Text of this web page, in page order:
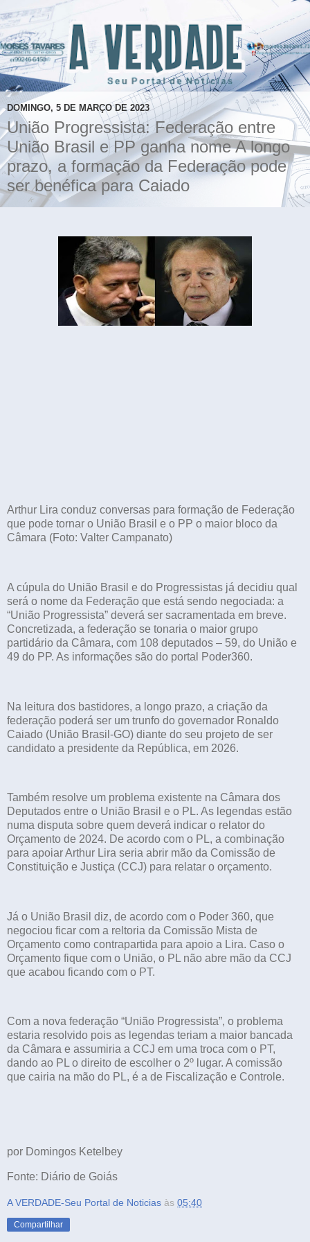
DOMINGO, 5 DE MARÇO DE 2023
União Progressista: Federação entre
União Brasil e PP ganha nome A longo
prazo, a formação da Federação pode
ser benéfica para Caiado
Arthur Lira conduz conversas para formação de Federação
que pode tornar o União Brasil e o PP o maior bloco da
Câmara (Foto: Valter Campanato)
A cúpula do União Brasil e do Progressistas já decidiu qual
será o nome da Federação que está sendo negociada: a
“União Progressista” deverá ser sacramentada em breve.
Concretizada, a federação se tonaria o maior grupo
partidário da Câmara, com 108 deputados – 59, do União e
49 do PP. As informações são do portal Poder360.
Na leitura dos bastidores, a longo prazo, a criação da
federação poderá ser um trunfo do governador Ronaldo
Caiado (União Brasil-GO) diante do seu projeto de ser
candidato a presidente da República, em 2026.
Também resolve um problema existente na Câmara dos
Deputados entre o União Brasil e o PL. As legendas estão
numa disputa sobre quem deverá indicar o relator do
Orçamento de 2024. De acordo com o PL, a combinação
para apoiar Arthur Lira seria abrir mão da Comissão de
Constituição e Justiça (CCJ) para relatar o orçamento.
Já o União Brasil diz, de acordo com o Poder 360, que
negociou ficar com a reltoria da Comissão Mista de
Orçamento como contrapartida para apoio a Lira. Caso o
Orçamento fique com o União, o PL não abre mão da CCJ
que acabou ficando com o PT.
Com a nova federação “União Progressista”, o problema
estaria resolvido pois as legendas teriam a maior bancada
da Câmara e assumiria a CCJ em uma troca com o PT,
dando ao PL o direito de escolher o 2º lugar. A comissão
que cairia na mão do PL, é a de Fiscalização e Controle.
por Domingos Ketelbey
Fonte: Diário de Goiás
A VERDADE-Seu Portal de Noticias às 05:40
Compartilhar